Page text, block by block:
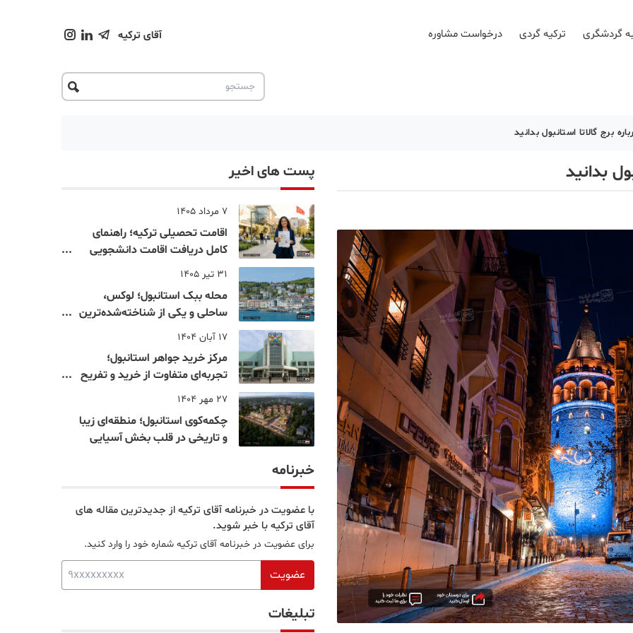
گردشگری ترکیه گردی درخواست مشاوره آقای ترکیه
برج گالاتا استانبول بدانید
بدانید پست های اخیر
7 مرداد 1405
اقامت تحصیلی ترکیه؛ راهنمای
کامل دریافت اقامت دانشجویی
ترکیه در سال ۲۰۲۶
31 تیر 1405
محله ببک استانبول؛ لوکس،
ساحلی و یکی از شناخته‌شده‌ترین
نقاط بسفر
17 آبان 1404
مرکز خرید جواهر استانبول؛
تجربه‌ای متفاوت از خرید و تفریح
در قلب استانبول
27 مهر 1404
چکمه‌کوی استانبول؛ منطقه‌ای زیبا
و تاریخی در قلب بخش آسیایی
خبرنامه
با عضویت در خبرنامه آقای ترکیه از جدیدترین مقاله های
آقای ترکیه با خبر شوید.
برای عضویت در خبرنامه آقای ترکیه شماره خود را وارد کنید.
عضویت
تبلیغات